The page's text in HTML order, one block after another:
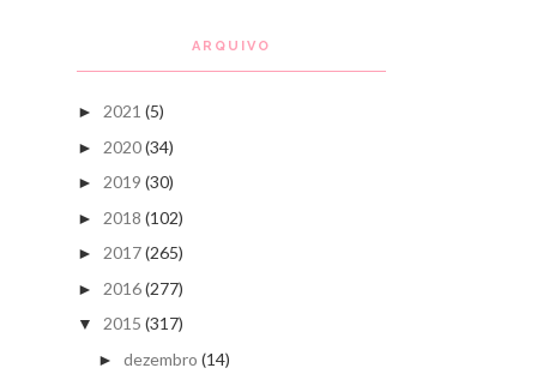
ARQUIVO
► 2021 (5)
► 2020(34)
► 2019 (30)
► 2018 (102)
► 2017(265)
► 2016(277)
▼ 2015 (317)
► dezembro (14)